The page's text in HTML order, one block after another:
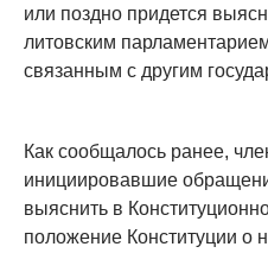
или поздно придется
литовским
связанным с другим
Как сообщалось ранее,
инициировавшие
выяснить в
положение Конституции о